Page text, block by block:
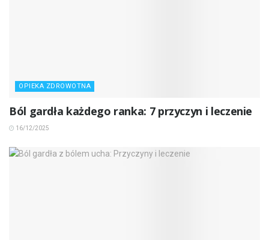
OPIEKA ZDROWOTNA
Ból gardła każdego ranka: 7 przyczyn i leczenie
16/12/2025